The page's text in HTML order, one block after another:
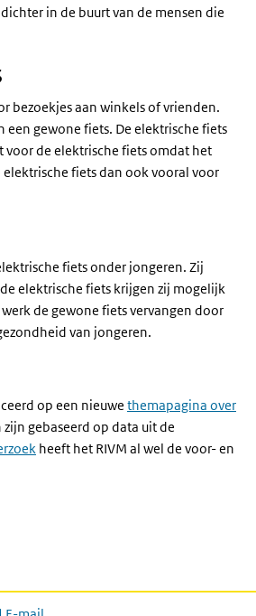
in de buurt van de mensen die
bezoekjes aan winkels of vrienden.
gewone fiets. De elektrische fiets
voor de elektrische fiets omdat het
fiets dan ook vooral voor
fiets onder jongeren. Zij
elektrische fiets krijgen zij mogelijk
de gewone fiets vervangen door
van jongeren.
op een nieuwe themapagina over
gebaseerd op data uit de
heeft het RIVM al wel de voor- en